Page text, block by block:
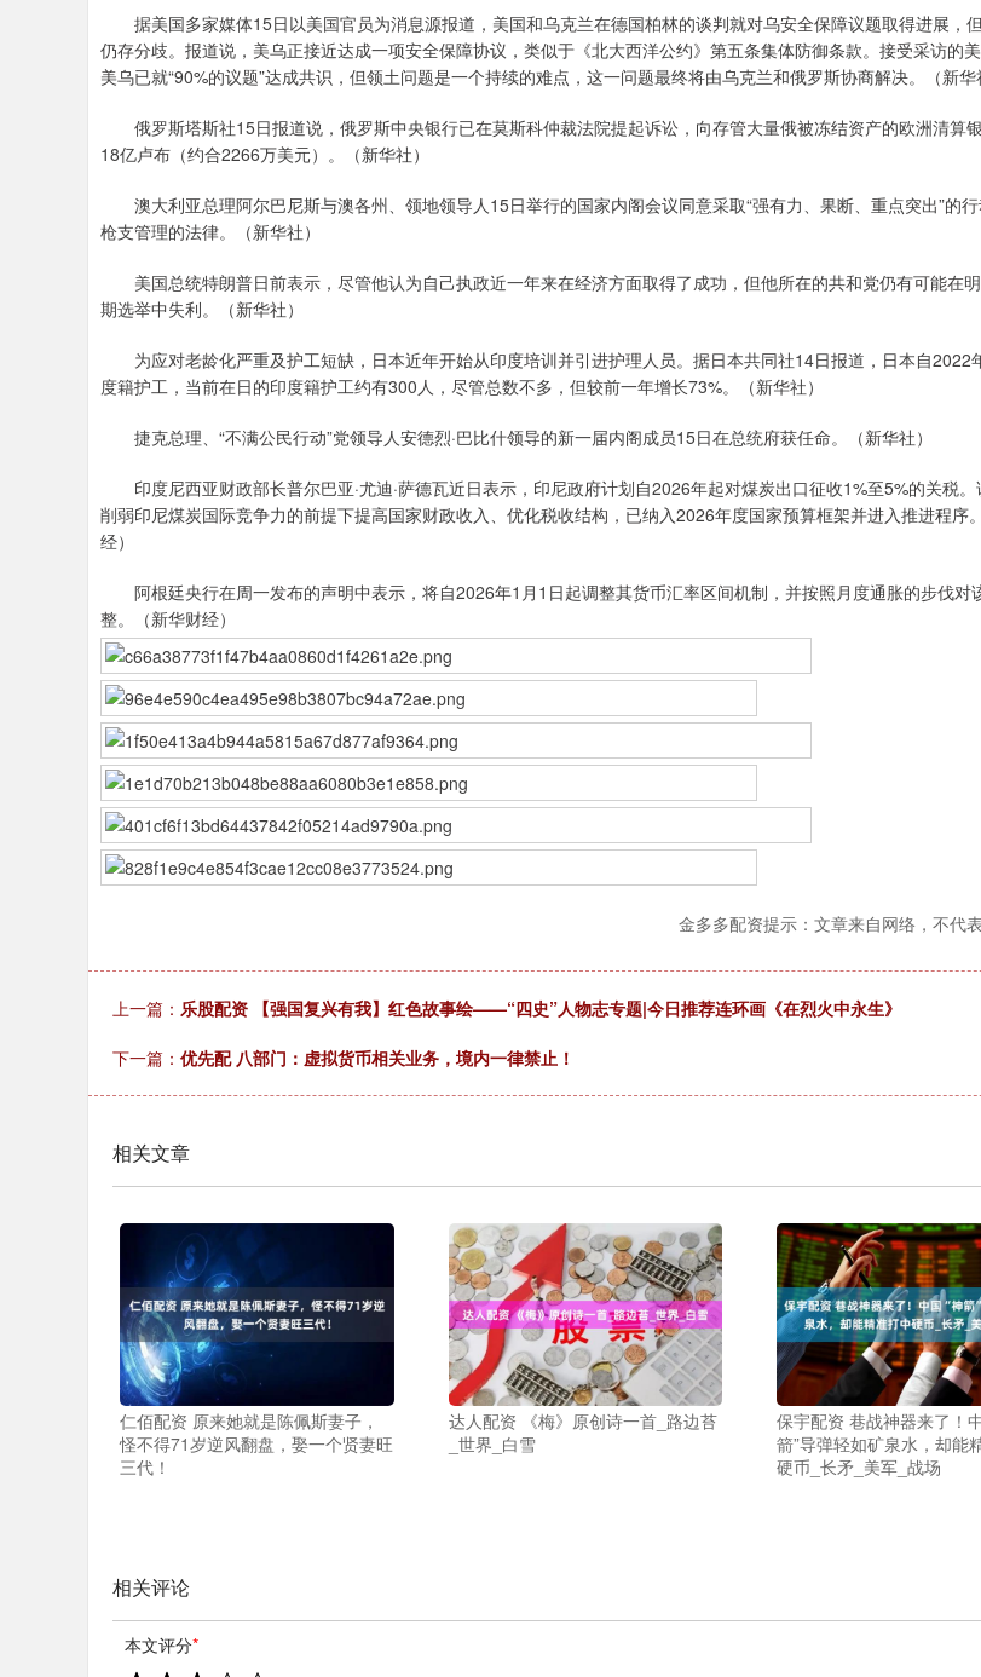
据美国多家媒体15日以美国官员为消息源报道，美国和乌克兰在德国柏林的谈判就对乌安全保障议题取得进展，
仍存分歧。报道说，美乌正接近达成一项安全保障协议，类似于《北大西洋公约》第五条集体防御条款。接受采访的美
美乌已就“90%的议题”达成共识，但领土问题是一个持续的难点，这一问题最终将由乌克兰和俄罗斯协商解决。（新华
俄罗斯塔斯社15日报道说，俄罗斯中央银行已在莫斯科仲裁法院提起诉讼，向存管大量俄被冻结资产的欧洲清算
18亿卢布（约合2266万美元）。（新华社）
澳大利亚总理阿尔巴尼斯与澳各州、领地领导人15日举行的国家内阁会议同意采取“强有力、果断、重点突出”的
枪支管理的法律。（新华社）
美国总统特朗普日前表示，尽管他认为自己执政近一年来在经济方面取得了成功，但他所在的共和党仍有可能在
期选举中失利。（新华社）
为应对老龄化严重及护工短缺，日本近年开始从印度培训并引进护理人员。据日本共同社14日报道，日本自2022
度籍护工，当前在日的印度籍护工约有300人，尽管总数不多，但较前一年增长73%。（新华社）
捷克总理、“不满公民行动”党领导人安德烈·巴比什领导的新一届内阁成员15日在总统府获任命。（新华社）
印度尼西亚财政部长普尔巴亚·尤迪·萨德瓦近日表示，印尼政府计划自2026年起对煤炭出口征收1%至5%的关税。
削弱印尼煤炭国际竞争力的前提下提高国家财政收入、优化税收结构，已纳入2026年度国家预算框架并进入推进程序
经）
阿根廷央行在周一发布的声明中表示，将自2026年1月1日起调整其货币汇率区间机制，并按照月度通胀的步伐对
整。（新华财经）
金多多配资提示：文章来自网络，不代表
上一篇： 乐股配资 【强国复兴有我】红色故事绘——“四史”人物志专题|今日推荐连环画《在烈火中永生》
下一篇： 优先配 八部门：虚拟货币相关业务，境内一律禁止！
相关文章
仁佰配资 原来她就是陈佩斯妻子，
怪不得71岁逆风翻盘，娶一个贤妻旺
三代！
达人配资 《梅》原创诗一首_路边苔
_世界_白雪
保宇配资 巷战神器来了！
箭”导弹轻如矿泉水，却能
硬币_长矛_美军_战场
相关评论
本文评分*